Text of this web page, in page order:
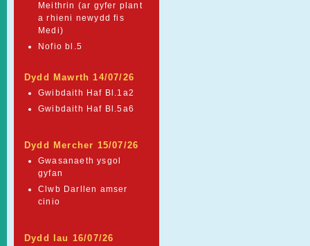
Meithrin (ar gyfer plant
a rhieni newydd fis
Medi)
Nofio bl.5
Dydd Mawrth 14/07/26
Gwibdaith Haf Bl.1a2
Gwibdaith Haf Bl.5a6
Dydd Mercher 15/07/26
Gwasanaeth ysgol
gyfan
Clwb Darllen amser
cinio
Dydd Iau 16/07/26